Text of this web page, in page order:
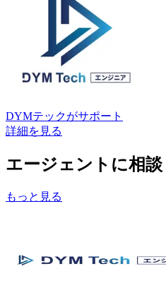
DYMテックがサポート
詳細を見る
エージェントに相談
もっと見る